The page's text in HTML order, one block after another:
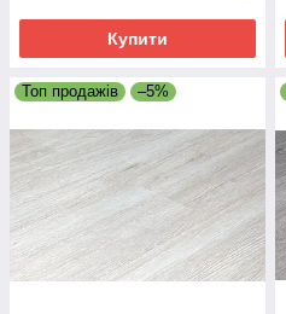
Купити
Топ продажів –5%